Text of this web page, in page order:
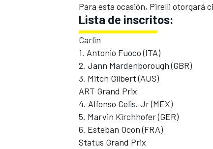
Para esta ocasión, Pirelli otorgará
Lista de inscritos:
Carlin
1. Antonio Fuoco (ITA)
2. Jann Mardenborough (GBR)
3. Mitch Gilbert (AUS)
ART Grand Prix
4. Alfonso Celis. Jr (MEX)
5. Marvin Kirchhofer (GER)
6. Esteban Ocon (FRA)
Status Grand Prix